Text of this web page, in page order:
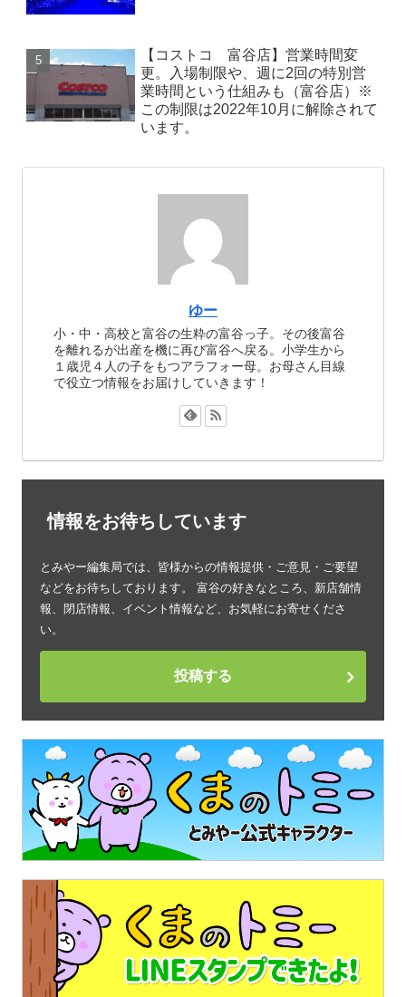
【コストコ 富谷店】営業時間変
更。入場制限や、週に2回の特別営
業時間という仕組みも（富谷店）※
この制限は2022年10月に解除されて
います。
ゆー
小・中・高校と富谷の生粋の富谷っ子。その後富谷
を離れるが出産を機に再び富谷へ戻る。小学生から
１歳児４人の子をもつアラフォー母。お母さん目線
で役立つ情報をお届けしていきます！
情報をお待ちしています
とみやー編集局では、皆様からの情報提供・ご意見・ご要望
などをお待ちしております。 富谷の好きなところ、新店舗情
報、閉店情報、イベント情報など、お気軽にお寄せくださ
い。
投稿する